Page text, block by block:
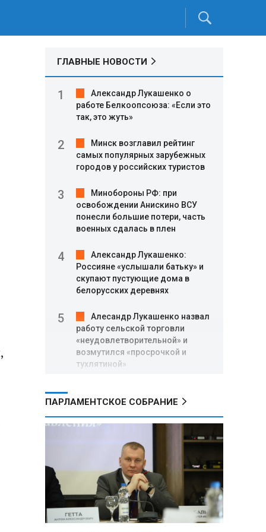
ГЛАВНЫЕ НОВОСТИ
Александр Лукашенко о
работе Белкоопсоюза: «Если это
так, это жуть»
Минск возглавил рейтинг
самых популярных зарубежных
городов у российских туристов
Минобороны РФ: при
освобождении Анискино ВСУ
понесли большие потери, часть
военных сдалась в плен
Александр Лукашенко:
Россияне «услышали батьку» и
скупают пустующие дома в
белорусских деревнях
Алесандр Лукашенко назвал
работу сельской торговли
«неудовлетворительной» и
возмутился «просрочкой и
тухлятиной»
Совбезом дополнительные
от терактов
Минобороны РФ: «Искандер»
уничтожил эшелон с техникой
ВСУ в Днепропетровской
области
Главы правительств ЕАЭС
подписали три соглашения по
ПАРЛАМЕНТСКОЕ СОБРАНИЕ